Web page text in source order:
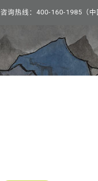
咨询热线：400-160-1985（